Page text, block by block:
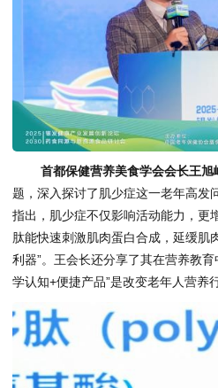
首都保健营养美食学会会长王旭
题，深入探讨了肌少症这一老年高发
指出，肌少症不仅影响活动能力，更
肽能快速刺激肌肉蛋白合成，延缓肌
利器”。王会长还分享了其在营养教
学认知+便捷产品”是改变老年人营养